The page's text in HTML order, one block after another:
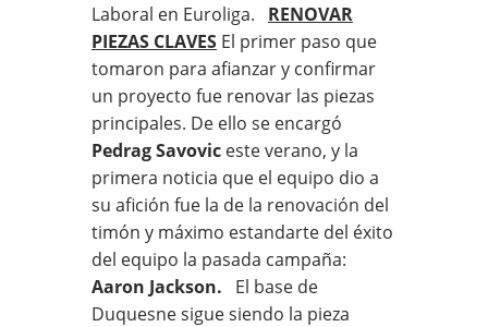
Laboral en Euroliga. RENOVAR
PIEZAS CLAVES El primer paso que
tomaron para afianzar y confirmar
un proyecto fue renovar las piezas
principales. De ello se encargó
Pedrag Savovic este verano, y la
primera noticia que el equipo dio a
su afición fue la de la renovación del
timón y máximo estandarte del éxito
del equipo la pasada campaña:
Aaron Jackson. El base de
Duquesne sigue siendo la pieza